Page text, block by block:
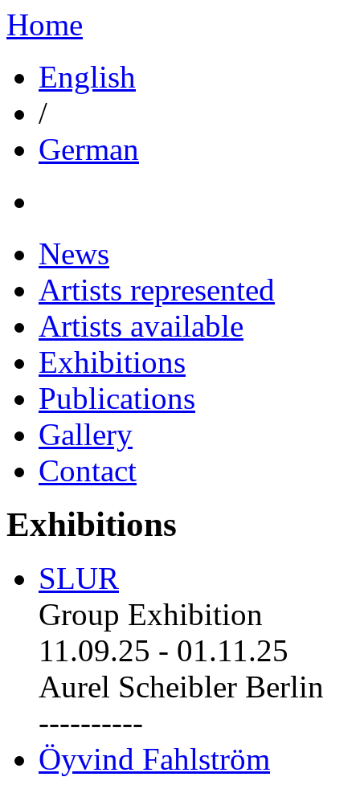
Home
English
/
German
News
Artists represented
Artists available
Exhibitions
Publications
Gallery
Contact
Exhibitions
SLUR
Group Exhibition
11.09.25 - 01.11.25
Aurel Scheibler Berlin
----------
Öyvind Fahlström